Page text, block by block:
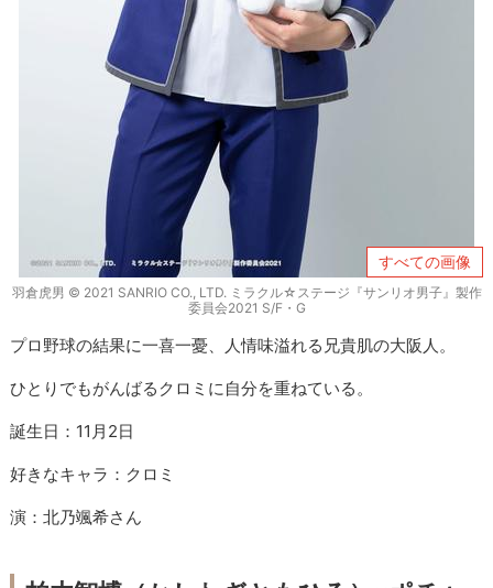
すべての画像
羽倉虎男 © 2021 SANRIO CO., LTD. ミラクル☆ステージ『サンリオ男子』製作
委員会2021 S/F・G
プロ野球の結果に一喜一憂、人情味溢れる兄貴肌の大阪人。
ひとりでもがんばるクロミに自分を重ねている。
誕生日：11月2日
好きなキャラ：クロミ
演：北乃颯希さん